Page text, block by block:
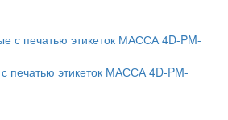
печатью этикеток МАССА 4D-PM-